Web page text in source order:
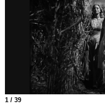
1 / 39